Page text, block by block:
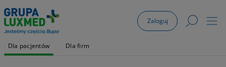
Zaloguj
Dla pacjentów Dla firm